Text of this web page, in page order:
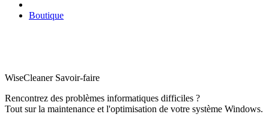
Boutique
WiseCleaner Savoir-faire
Rencontrez des problèmes informatiques difficiles ?
Tout sur la maintenance et l'optimisation de votre système Windows.